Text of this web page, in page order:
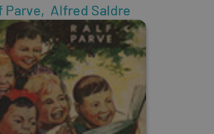
Parve Alfred Saldre